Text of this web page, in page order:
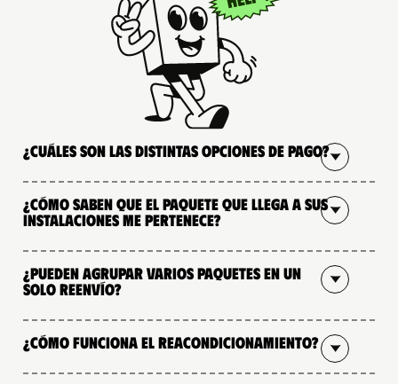
¿Cuáles son las distintas opciones de pago?
¿Cómo saben que el paquete que llega a sus
instalaciones me pertenece?
¿Pueden agrupar varios paquetes en un
solo reenvío?
¿Cómo funciona el reacondicionamiento?